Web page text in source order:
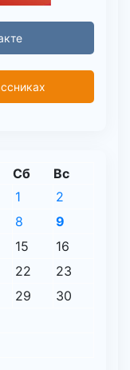
Сб Вс
1
2
8
9
15
16
22
23
29
30